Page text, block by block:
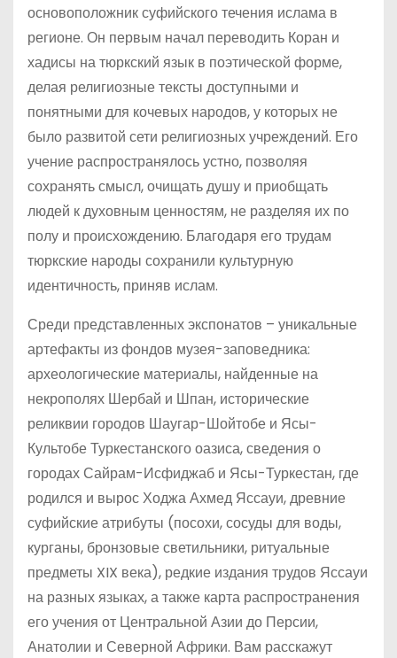
основоположник суфийского течения ислама в
регионе. Он первым начал переводить Коран и
хадисы на тюркский язык в поэтической форме,
делая религиозные тексты доступными и
понятными для кочевых народов, у которых не
было развитой сети религиозных учреждений. Его
учение распространялось устно, позволяя
сохранять смысл, очищать душу и приобщать
людей к духовным ценностям, не разделяя их по
полу и происхождению. Благодаря его трудам
тюркские народы сохранили культурную
идентичность, приняв ислам.
Среди представленных экспонатов – уникальные
артефакты из фондов музея-заповедника:
археологические материалы, найденные на
некрополях Шербай и Шпан, исторические
реликвии городов Шаугар-Шойтобе и Ясы-
Культобе Туркестанского оазиса, сведения о
городах Сайрам-Исфиджаб и Ясы-Туркестан, где
родился и вырос Ходжа Ахмед Яссауи, древние
суфийские атрибуты (посохи, сосуды для воды,
курганы, бронзовые светильники, ритуальные
предметы XIX века), редкие издания трудов Яссауи
на разных языках, а также карта распространения
его учения от Центральной Азии до Персии,
Анатолии и Северной Африки. Вам расскажут